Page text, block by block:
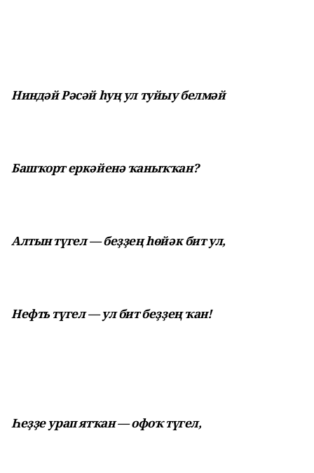
Ниндәй Рәсәй һуң ул туйыу белмәй
Башҡорт еркәйенә ҡаныҡҡан?
Алтын түгел — беҙҙең һөйәк бит ул,
Нефть түгел — ул бит беҙҙең ҡан!
Һеҙҙе урап ятҡан — офоҡ түгел,